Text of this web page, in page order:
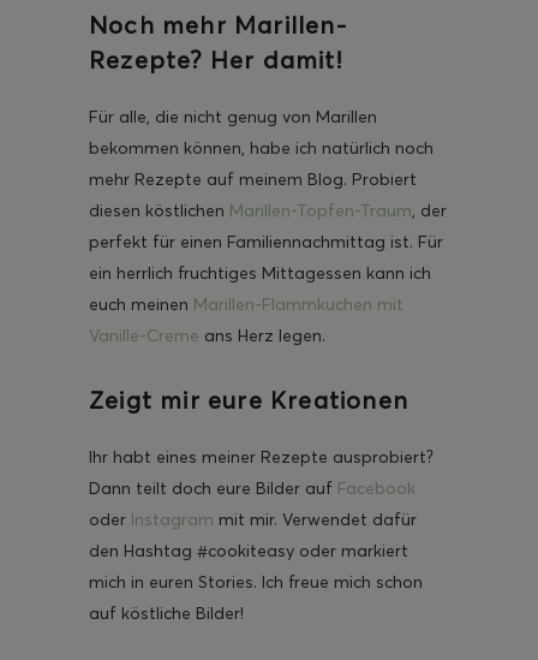
Noch mehr Marillen-
Rezepte? Her damit!
Für alle, die nicht genug von Marillen
bekommen können, habe ich natürlich noch
mehr Rezepte auf meinem Blog. Probiert
diesen köstlichen Marillen-Topfen-Traum, der
perfekt für einen Familiennachmittag ist. Für
ein herrlich fruchtiges Mittagessen kann ich
euch meinen Marillen-Flammkuchen mit
Vanille-Creme ans Herz legen.
Zeigt mir eure Kreationen
Ihr habt eines meiner Rezepte ausprobiert?
Dann teilt doch eure Bilder auf Facebook
oder Instagram mit mir. Verwendet dafür
den Hashtag #cookiteasy oder markiert
mich in euren Stories. Ich freue mich schon
auf köstliche Bilder!